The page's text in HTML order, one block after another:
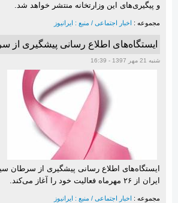
و پیگیری‌های این وزارتخانه منتشر خواهد شد.
مجموعه : اخبار اجتماعی / منبع : ایرانیوز
ایستگاه‌های اطلاع رسانی پیشگیری از
شنبه 21 مهر 1397 - 16:39
ایستگاه‌های اطلاع رسانی پیشگیری از سرطان
ایران از ۲۶ مهرماه فعالیت خود را آغاز می‌کند.
مجموعه : اخبار اجتماعی / منبع : ایرانیوز